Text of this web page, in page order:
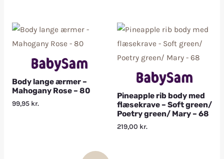
Body lange ærmer –
Mahogany Rose – 80
99,95 kr.
Pineapple rib body med
flæsekrave – Soft green/
Poetry green/ Mary – 68
219,00 kr.